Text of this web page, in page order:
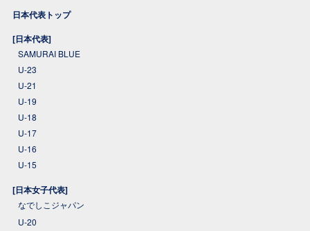
日本代表トップ
[日本代表]
SAMURAI BLUE
U-23
U-21
U-19
U-18
U-17
U-16
U-15
[日本女子代表]
なでしこジャパン
U-20